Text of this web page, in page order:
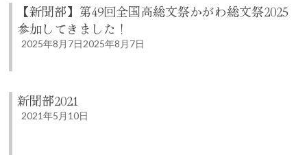
【新聞部】第49回全国高総文祭かがわ総文祭2025
参加してきました！
2025年8月7日2025年8月7日
新聞部2021
2021年5月10日